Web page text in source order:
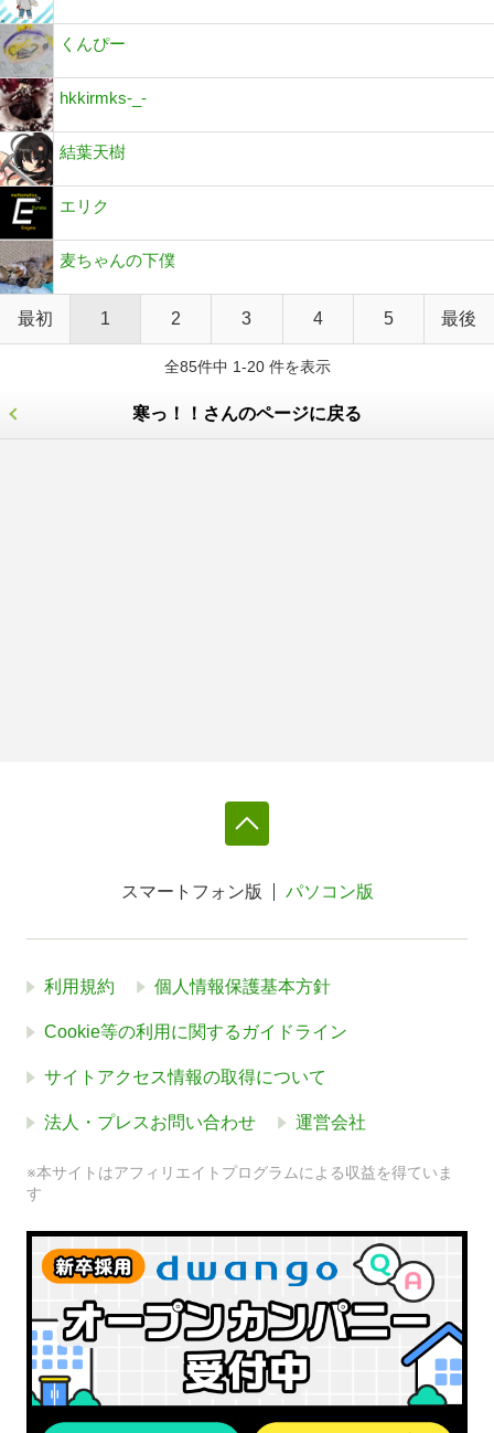
くんぴー
hkkirmks-_-
結葉天樹
エリク
麦ちゃんの下僕
最初 1 2 3 4 5 最後
全85件中 1-20 件を表示
寒っ！！さんのページに戻る
スマートフォン版 パソコン版
利用規約 個人情報保護基本方針
Cookie等の利用に関するガイドライン
サイトアクセス情報の取得について
法人・プレスお問い合わせ 運営会社
※本サイトはアフィリエイトプログラムによる収益を得ていま
す